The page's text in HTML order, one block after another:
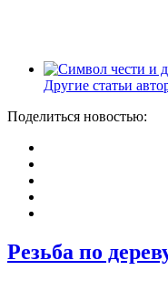
Другие статьи
Поделиться новостью:
Резьба по